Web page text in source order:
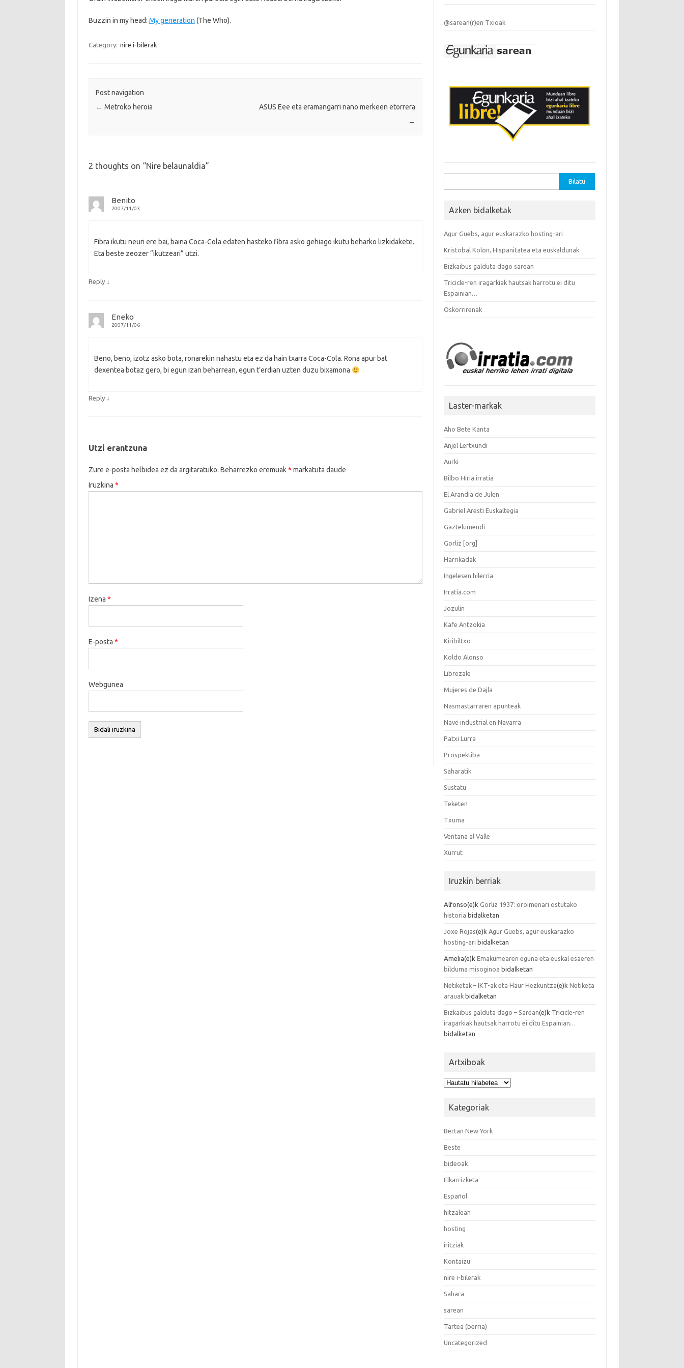
Buzzin in my head: My generation (The Who).
Category: nire i-bilerak
Post navigation
← Metroko heroia
ASUS Eee eta eramangarri nano merkeen etorrera
→
2 thoughts on “Nire belaunaldia”
Benito
2007/11/03
Fibra ikutu neuri ere bai, baina Coca-Cola edaten hasteko fibra asko gehiago ikutu beharko lizkidakete.
Eta beste zeozer “ikutzeari” utzi.
Reply ↓
Eneko
2007/11/06
Beno, beno, izotz asko bota, ronarekin nahastu eta ez da hain txarra Coca-Cola. Rona apur bat
dexentea botaz gero, bi egun izan beharrean, egun t’erdian uzten duzu bixamona
Reply ↓
Utzi erantzuna
Zure e-posta helbidea ez da argitaratuko. Beharrezko eremuak* markatuta daude
Iruzkina *
Izena *
E-posta *
Webgunea
@sarean(r)en Txioak
Azken bidalketak
Agur Guebs, agur euskarazko hosting-ari
Kristobal Kolon, Hispanitatea eta euskaldunak
Bizkaibus galduta dago sarean
Tricicle-ren iragarkiak hautsak harrotu ei ditu
Espainian…
Oskorrirenak
Laster-markak
Aho Bete Kanta
Anjel Lertxundi
Aurki
Bilbo Hiria irratia
El Arandia de Julen
Gabriel Aresti Euskaltegia
Gaztelumendi
Gorliz [org]
Harrikadak
Ingelesen hilerria
Irratia.com
Jozulin
Kafe Antzokia
Kiribiltxo
Koldo Alonso
Librezale
Mujeres de Dajla
Nasmastarraren apunteak
Nave industrial en Navarra
Patxi Lurra
Prospektiba
Saharatik
Sustatu
Teketen
Txuma
Ventana al Valle
Xurrut
Iruzkin berriak
Alfonso(e)kGorliz 1937: oroimenari ostutako
historia bidalketan
Joxe Rojas(e)k Agur Guebs, agur euskarazko
hosting-ari bidalketan
Amelia(e)kEmakumearen eguna eta euskal esaeren
bilduma misoginoa bidalketan
Netiketak – IKT-ak eta Haur Hezkuntza(e)kNetiketa
arauak bidalketan
Bizkaibus galduta dago – Sarean(e)k Tricicle-ren
iragarkiak hautsak harrotu ei ditu Espainian…
bidalketan
Artxiboak
Artxiboak
Kategoriak
Bertan New York
Beste
bideoak
Elkarrizketa
Español
hitzalean
hosting
iritziak
Kontaizu
nire i-bilerak
Sahara
sarean
Tartea (berria)
Uncategorized